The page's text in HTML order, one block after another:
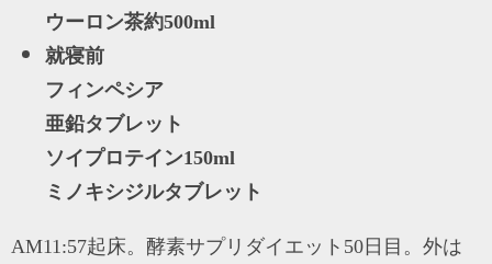
ウーロン茶約500ml
就寝前
フィンペシア
亜鉛タブレット
ソイプロテイン150ml
ミノキシジルタブレット
AM11:57起床。酵素サプリダイエット50日目。外は